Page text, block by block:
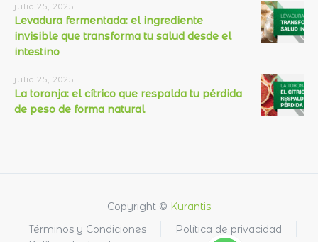
julio 25, 2025
Levadura fermentada: el ingrediente
invisible que transforma tu salud desde el
intestino
julio 25, 2025
La toronja: el cítrico que respalda tu pérdida
de peso de forma natural
Copyright © Kurantis
Términos y Condiciones
Política de privacidad